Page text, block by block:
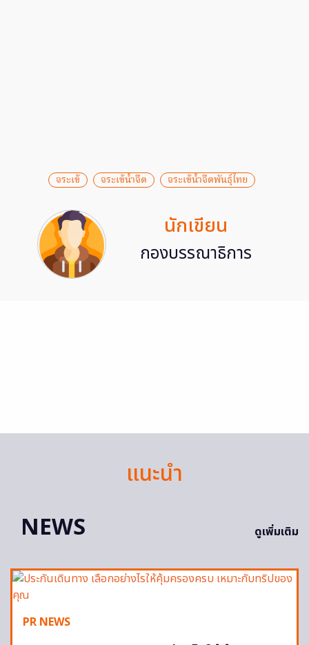
จระเข้ จระเข้น้ำจืด จระเข้น้ำจืดพันธุ์ไทย
นักเขียน
กองบรรณาธิการ
แนะนำ
NEWS
ดูเพิ่มเติม
PR NEWS